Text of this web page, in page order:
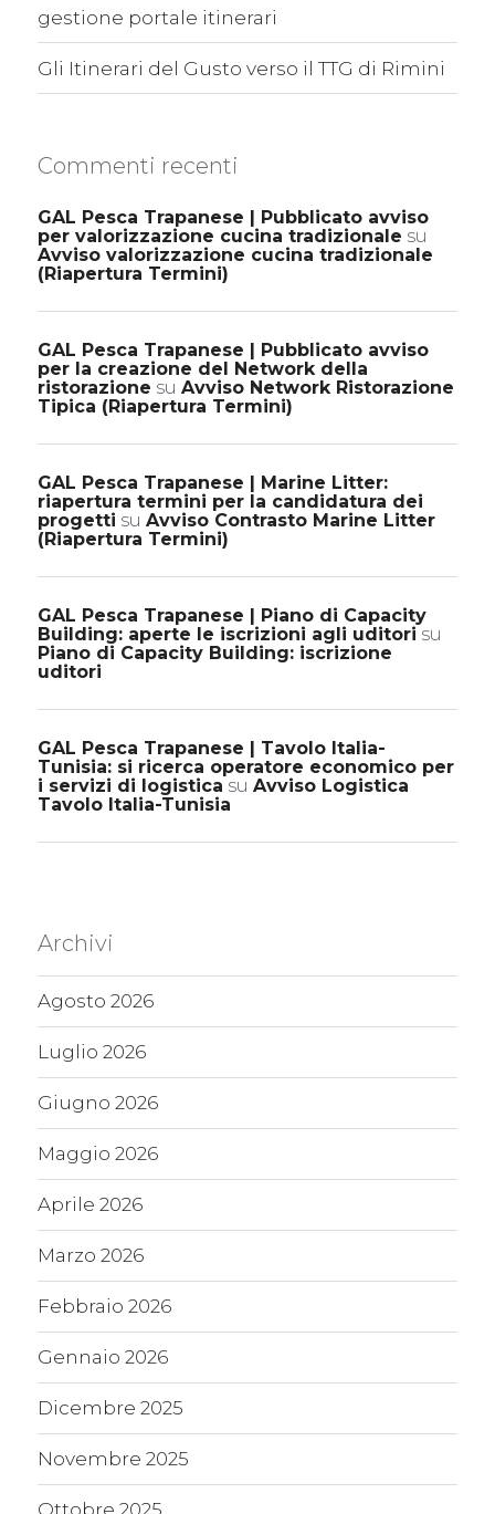
gestione portale itinerari
Gli Itinerari del Gusto verso il TTG di Rimini
Commenti recenti
GAL Pesca Trapanese | Pubblicato avviso
per valorizzazione cucina tradizionale su
Avviso valorizzazione cucina tradizionale
(Riapertura Termini)
GAL Pesca Trapanese | Pubblicato avviso
per la creazione del Network della
ristorazione su Avviso Network Ristorazione
Tipica (Riapertura Termini)
GAL Pesca Trapanese | Marine Litter:
riapertura termini per la candidatura dei
progetti su Avviso Contrasto Marine Litter
(Riapertura Termini)
GAL Pesca Trapanese | Piano di Capacity
Building: aperte le iscrizioni agli uditori su
Piano di Capacity Building: iscrizione
uditori
GAL Pesca Trapanese | Tavolo Italia-
Tunisia: si ricerca operatore economico per
i servizi di logistica su Avviso Logistica
Tavolo Italia-Tunisia
Archivi
Agosto 2026
Luglio 2026
Giugno 2026
Maggio 2026
Aprile 2026
Marzo 2026
Febbraio 2026
Gennaio 2026
Dicembre 2025
Novembre 2025